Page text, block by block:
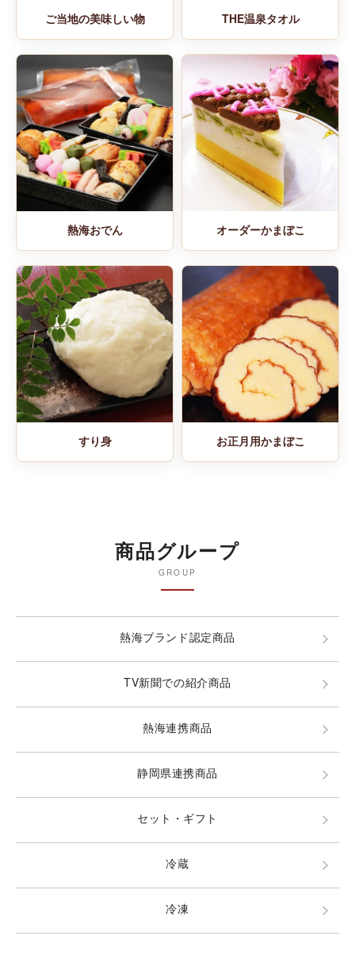
ご当地の美味しい物 THE温泉タオル
熱海おでん オーダーかまぼこ
すり身 お正月用かまぼこ
商品グループ
GROUP
熱海ブランド認定商品
TV新聞での紹介商品
熱海連携商品
静岡県連携商品
セット・ギフト
冷蔵
冷凍